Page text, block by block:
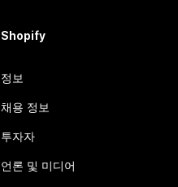
Shopify
정보
채용 정보
투자자
언론 및 미디어